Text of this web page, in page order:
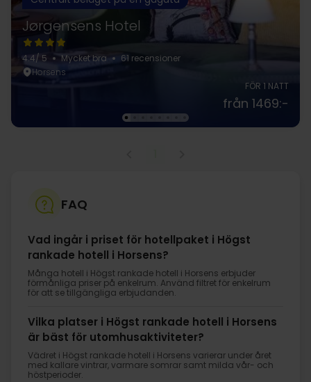
Jørgensens Hotel
4.4/ 5 Mycket bra
61 recensioner
Horsens
FÖR 1 NATT
från 1469:-
FAQ
Vad ingår i priset för hotellpaket i Högst
rankade hotell i Horsens?
Många hotell i Högst rankade hotell i Horsens erbjuder
förmånliga priser på enkelrum. Använd filtret för enkelrum
för att se tillgängliga erbjudanden.
Vilka platser i Högst rankade hotell i Horsens
är bäst för utomhusaktiviteter?
Vädret i Högst rankade hotell i Horsens varierar under året
med kallare vintrar, varmare somrar samt milda vår- och
höstperioder.